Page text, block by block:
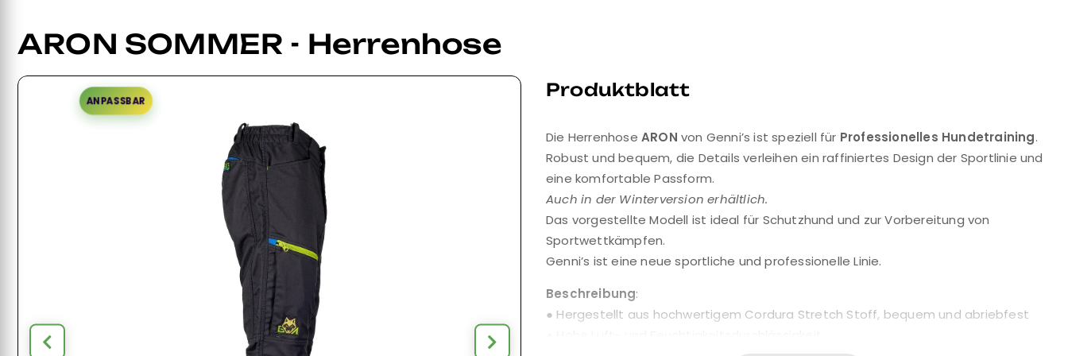
ARON SOMMER - Herrenhose
ANPASSBAR
Produktblatt
Die Herrenhose ARON von Genni’s ist speziell für Professionelles Hundetraining.
Robust und bequem, die Details verleihen ein raffiniertes Design der Sportlinie und
eine komfortable Passform.
Auch in der Winterversion erhältlich.
Das vorgestellte Modell ist ideal für Schutzhund und zur Vorbereitung von
Sportwettkämpfen.
Genni’s ist eine neue sportliche und professionelle Linie.
Beschreibung:
● Hergestellt aus hochwertigem Cordura Stretch Stoff, bequem und abriebfest